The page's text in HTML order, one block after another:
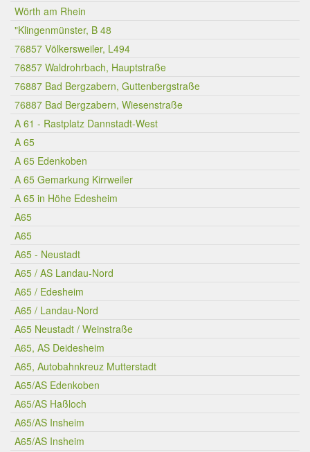
Wörth am Rhein
"Klingenmünster, B 48
76857 Völkersweiler, L494
76857 Waldrohrbach, Hauptstraße
76887 Bad Bergzabern, Guttenbergstraße
76887 Bad Bergzabern, Wiesenstraße
A 61 - Rastplatz Dannstadt-West
A 65
A 65 Edenkoben
A 65 Gemarkung Kirrweiler
A 65 in Höhe Edesheim
A65
A65
A65 - Neustadt
A65 / AS Landau-Nord
A65 / Edesheim
A65 / Landau-Nord
A65 Neustadt / Weinstraße
A65, AS Deidesheim
A65, Autobahnkreuz Mutterstadt
A65/AS Edenkoben
A65/AS Haßloch
A65/AS Insheim
A65/AS Insheim